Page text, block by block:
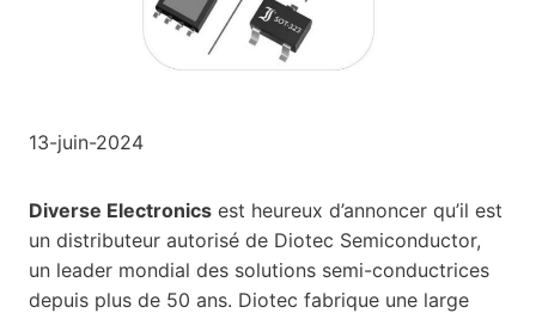
13-juin-2024
Diverse Electronics est heureux d’annoncer qu’il est
un distributeur autorisé de Diotec Semiconductor,
un leader mondial des solutions semi-conductrices
depuis plus de 50 ans. Diotec fabrique une large